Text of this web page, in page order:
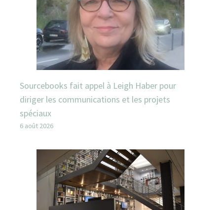
Sourcebooks fait appel à Leigh Haber pour
diriger les communications et les projets
spéciaux
6 août 2026